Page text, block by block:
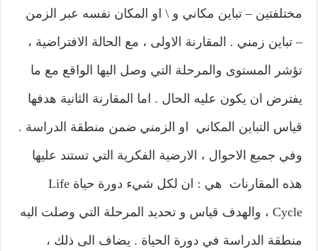
مختلفتين – تباين مكاني و \ او المكان نفسه عبر الزمن
– تباين زمني . المقارنة الاولى ، مع الحالة الافتراضية ،
تؤشر المستوى والمرحلة التي وصل اليها الواقع مع ما
يفترض ان يكون عليه الحال . اما المقارنة الثانية هدفها
قياس التباين المكاني او الزمني ضمن منطقة الدراسة .
وفي جميع الاحوال ، الارضية الفكرية التي تستند عليها
هذه المقارنات هي : ان لكل شيء دورة حياة Life
Cycle ، والهدف قياس و تحديد المرحلة التي وصلت اليه
منطقة الدراسة في دورة الحياة . يضاف الى ذلك ،